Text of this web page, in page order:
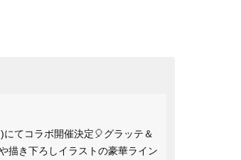
てコラボ開催決定🎈グラッテ＆
描き下ろしイラストの豪華ライン